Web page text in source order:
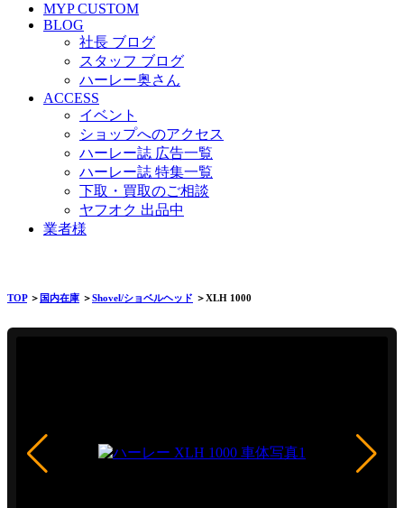
MYP CUSTOM
BLOG
社長 ブログ
スタッフ ブログ
ハーレー奥さん
ACCESS
イベント
ショップへのアクセス
ハーレー誌 広告一覧
ハーレー誌 特集一覧
下取・買取のご相談
ヤフオク 出品中
業者様
TOP＞ 国内在庫 ＞Shovel/ショベルヘッド ＞XLH 1000